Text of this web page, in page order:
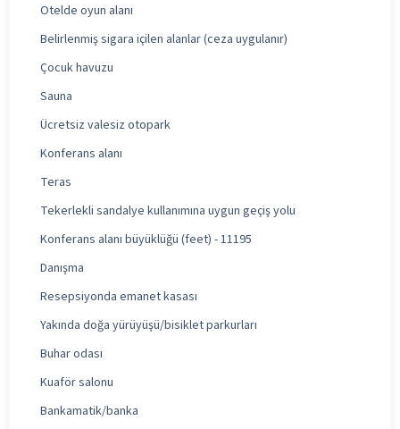
Otelde oyun alanı
Belirlenmiş sigara içilen alanlar (ceza uygulanır)
Çocuk havuzu
Sauna
Ücretsiz valesiz otopark
Konferans alanı
Teras
Tekerlekli sandalye kullanımına uygun geçiş yolu
Konferans alanı büyüklüğü (feet) - 11195
Danışma
Resepsiyonda emanet kasası
Yakında doğa yürüyüşü/bisiklet parkurları
Buhar odası
Kuaför salonu
Bankamatik/banka